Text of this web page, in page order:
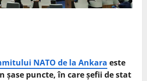
NATO de la Ankara este
şase puncte, în care şefii de stat